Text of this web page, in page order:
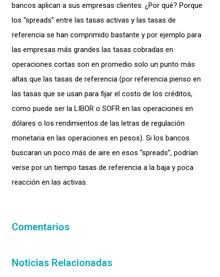
bancos aplican a sus empresas clientes. ¿Por qué? Porque
los “spreads” entre las tasas activas y las tasas de
referencia se han comprimido bastante y por ejemplo para
las empresas más grandes las tasas cobradas en
operaciones cortas son en promedio solo un punto más
altas que las tasas de referencia (por referencia pienso en
las tasas que se usan para fijar el costo de los créditos,
como puede ser la LIBOR o SOFR en las operaciones en
dólares o los rendimientos de las letras de regulación
monetaria en las operaciones en pesos). Si los bancos
buscaran un poco más de aire en esos “spreads”, podrían
verse por un tiempo tasas de referencia a la baja y poca
reacción en las activas.
Comentarios
Noticias Relacionadas